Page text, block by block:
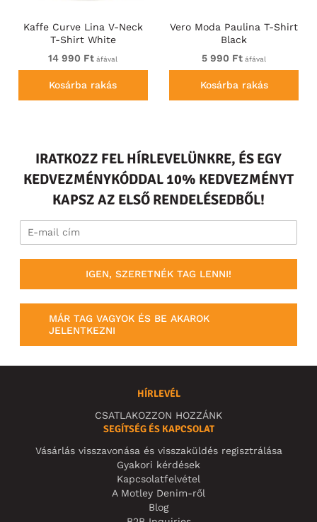
Kaffe Curve Lina V-Neck
T-Shirt White
14 990 Ft áfával
Kosárba rakás
Vero Moda Paulina T-Shirt
Black
5 990 Ft áfával
Kosárba rakás
IRATKOZZ FEL HÍRLEVELÜNKRE, ÉS EGY
KEDVEZMÉNYKÓDDAL 10% KEDVEZMÉNYT
KAPSZ AZ ELSŐ RENDELÉSEDBŐL!
IGEN, SZERETNÉK TAG LENNI!
MÁR TAG VAGYOK ÉS BE AKAROK
JELENTKEZNI
HÍRLEVÉL
CSATLAKOZZON HOZZÁNK
SEGÍTSÉG ÉS KAPCSOLAT
Vásárlás visszavonása és visszaküldés regisztrálása
Gyakori kérdések
Kapcsolatfelvétel
A Motley Denim-ről
Blog